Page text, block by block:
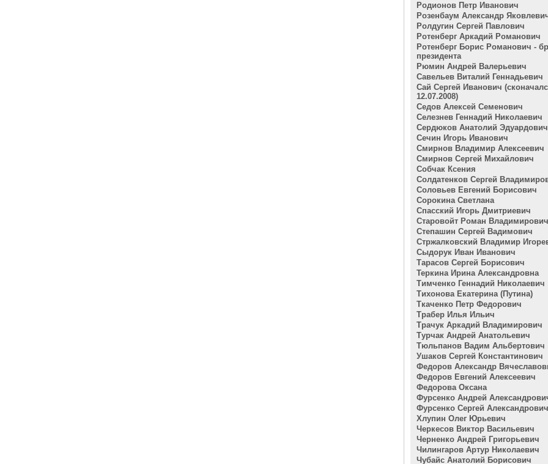
Родионов Петр Иванович
Розенбаум Александр
Ролдугин Сергей Павлович
Ротенберг Аркадий Романович
Ротенберг Борис Романович -
президента
Рюмин Андрей Валерьевич
Савельев Виталий Геннадьевич
Сай Сергей Иванович
12.07.2008)
Седов Алексей Семенович
Селезнев Геннадий Николаевич
Сердюков Анатолий Эдуардович
Сечин Игорь Иванович
Смирнов Владимир Алексеевич
Смирнов Сергей Михайлович
Собчак Ксения
Солдатенков Сергей
Соловьев Евгений Борисович
Сорокина Светлана
Спасский Игорь Дмитриевич
Старовойт Роман Владимирович
Степашин Сергей Вадимович
Стржалковский Владимир
Сыдорук Иван Иванович
Тарасов Сергей Борисович
Теркина Ирина Александровна
Тимченко Геннадий Николаевич
Тихонова Екатерина (Путина)
Ткаченко Петр Федорович
Трабер Илья Ильич
Трачук Аркадий Владимирович
Турчак Андрей Анатольевич
Тюльпанов Вадим Альбертович
Ушаков Сергей Константинович
Федоров Александр
Федоров Евгений Алексеевич
Федорова Оксана
Фурсенко Андрей
Фурсенко Сергей Александрович
Хлупин Олег Юрьевич
Черкесов Виктор Васильевич
Черненко Андрей Григорьевич
Чилингаров Артур Николаевич
Чубайс Анатолий Борисович